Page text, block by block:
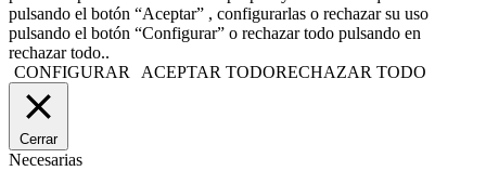
pulsando el botón “Aceptar” , configurarlas o rechazar su uso
pulsando el botón “Configurar” o rechazar todo pulsando en
rechazar todo..
CONFIGURAR
ACEPTAR TODORECHAZAR TODO
Cerrar
Necesarias